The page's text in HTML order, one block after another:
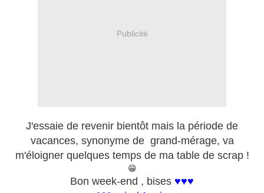
Publicité
J'essaie de revenir bientôt mais la période de
vacances, synonyme de grand-mérage, va
m'éloigner quelques temps de ma table de scrap !
😁
Bon week-end , bises ♥♥♥